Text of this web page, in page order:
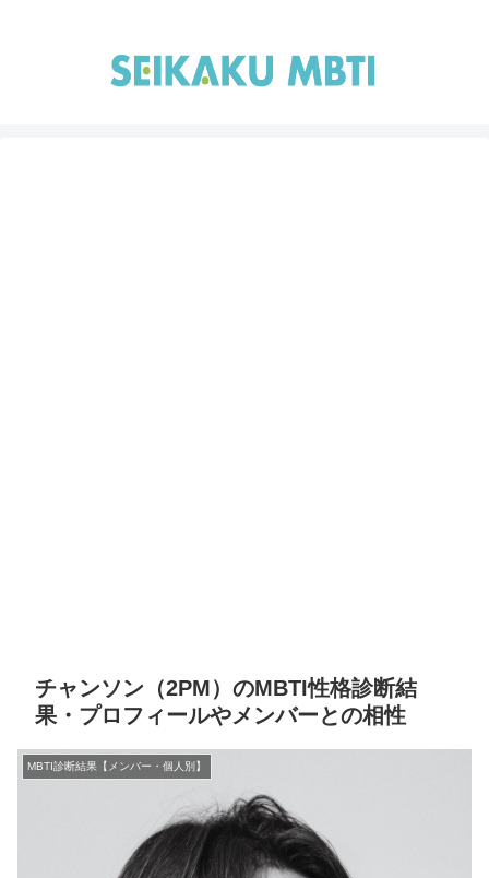
チャンソン（2PM）のMBTI性格診断結
果・プロフィールやメンバーとの相性
MBTI診断結果【メンバー・個人別】